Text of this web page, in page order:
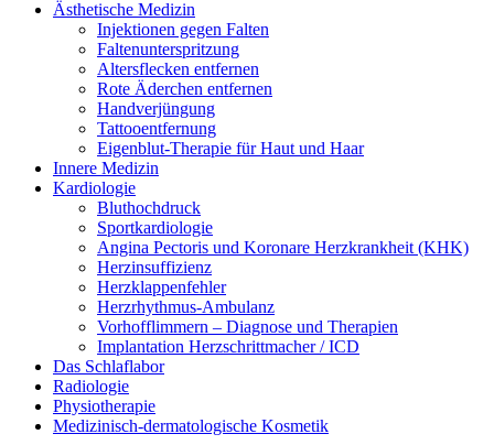
Ästhetische Medizin
Injektionen gegen Falten
Faltenunterspritzung
Altersflecken entfernen
Rote Äderchen entfernen
Handverjüngung
Tattooentfernung
Eigenblut-Therapie für Haut und Haar
Innere Medizin
Kardiologie
Bluthochdruck
Sportkardiologie
Angina Pectoris und Koronare Herzkrankheit (KHK)
Herzinsuffizienz
Herzklappenfehler
Herzrhythmus-Ambulanz
Vorhofflimmern – Diagnose und Therapien
Implantation Herzschrittmacher / ICD
Das Schlaflabor
Radiologie
Physiotherapie
Medizinisch-dermatologische Kosmetik